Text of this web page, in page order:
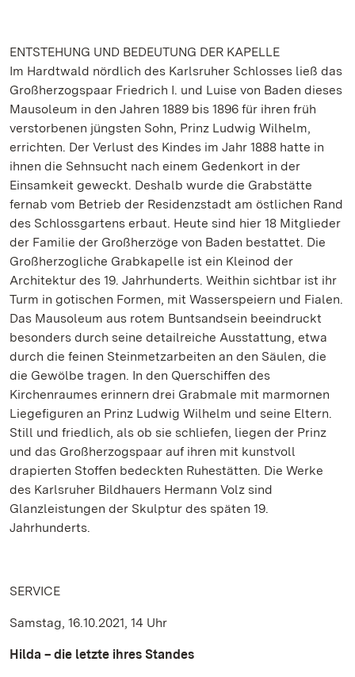
ENTSTEHUNG UND BEDEUTUNG DER KAPELLE
Im Hardtwald nördlich des Karlsruher Schlosses ließ das
Großherzogspaar Friedrich I. und Luise von Baden dieses
Mausoleum in den Jahren 1889 bis 1896 für ihren früh
verstorbenen jüngsten Sohn, Prinz Ludwig Wilhelm,
errichten. Der Verlust des Kindes im Jahr 1888 hatte in
ihnen die Sehnsucht nach einem Gedenkort in der
Einsamkeit geweckt. Deshalb wurde die Grabstätte
fernab vom Betrieb der Residenzstadt am östlichen Rand
des Schlossgartens erbaut. Heute sind hier 18 Mitglieder
der Familie der Großherzöge von Baden bestattet. Die
Großherzogliche Grabkapelle ist ein Kleinod der
Architektur des 19. Jahrhunderts. Weithin sichtbar ist ihr
Turm in gotischen Formen, mit Wasserspeiern und Fialen.
Das Mausoleum aus rotem Buntsandsein beeindruckt
besonders durch seine detailreiche Ausstattung, etwa
durch die feinen Steinmetzarbeiten an den Säulen, die
die Gewölbe tragen. In den Querschiffen des
Kirchenraumes erinnern drei Grabmale mit marmornen
Liegefiguren an Prinz Ludwig Wilhelm und seine Eltern.
Still und friedlich, als ob sie schliefen, liegen der Prinz
und das Großherzogspaar auf ihren mit kunstvoll
drapierten Stoffen bedeckten Ruhestätten. Die Werke
des Karlsruher Bildhauers Hermann Volz sind
Glanzleistungen der Skulptur des späten 19.
Jahrhunderts.
SERVICE
Samstag, 16.10.2021, 14 Uhr
Hilda – die letzte ihres Standes